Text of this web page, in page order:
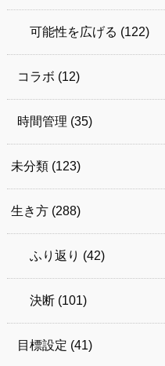
可能性を広げる (122)
コラボ (12)
時間管理 (35)
未分類 (123)
生き方 (288)
ふり返り (42)
決断 (101)
目標設定 (41)